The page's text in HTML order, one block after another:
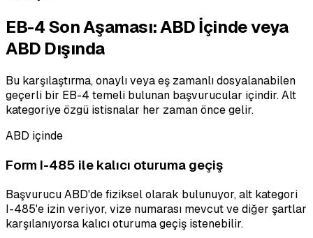
EB-4 Son Aşaması: ABD İçinde veya
ABD Dışında
Bu karşılaştırma, onaylı veya eş zamanlı dosyalanabilen
geçerli bir EB-4 temeli bulunan başvurucular içindir. Alt
kategoriye özgü istisnalar her zaman önce gelir.
ABD içinde
Form I-485 ile kalıcı oturuma geçiş
Başvurucu ABD'de fiziksel olarak bulunuyor, alt kategori
I-485'e izin veriyor, vize numarası mevcut ve diğer şartlar
karşılanıyorsa kalıcı oturuma geçiş istenebilir.